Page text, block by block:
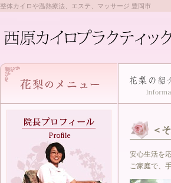
整体カイロや温熱療法、エステ、マッサージ 豊岡市
＜
安心生活を
ご家庭で、